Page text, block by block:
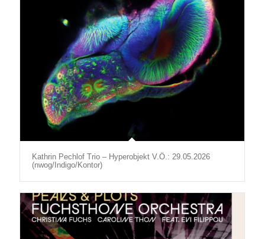
Kathrin Pechlof Trio – Hyperobjekt V.Ö.: 29.05.2026
(nwog/Indigo/Kontor)